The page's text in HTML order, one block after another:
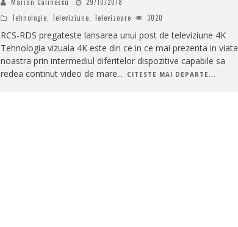
Tehnologie
Televiziune Televizoare 3020
RCS-RDS pregateste lansarea unui post de televiziune 4K
Tehnologia vizuala 4K este din ce in ce mai prezenta in viata
noastra prin intermediul diferitelor dispozitive capabile sa
redea continut video de mare... CITESTE MAI DEPARTE...